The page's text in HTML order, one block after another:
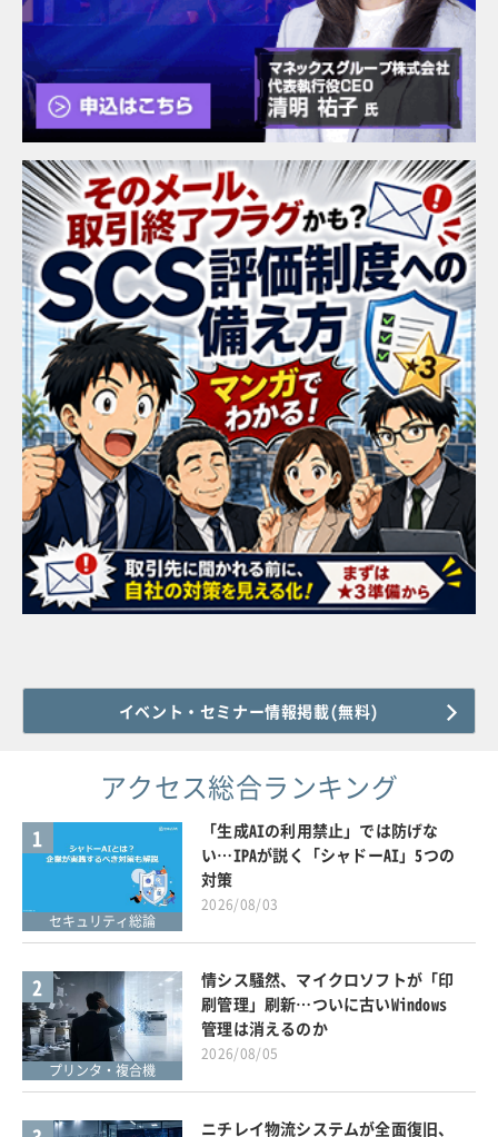
イベント・セミナー情報掲載(無料)
アクセス総合ランキング
1
セキュリティ総論
「生成AIの利用禁止」では防げな
い…IPAが説く「シャドーAI」5つの
対策
2026/08/03
2
プリンタ・複合機
情シス騒然、マイクロソフトが「印
刷管理」刷新…ついに古いWindows
管理は消えるのか
2026/08/05
ニチレイ物流システムが全面復旧、